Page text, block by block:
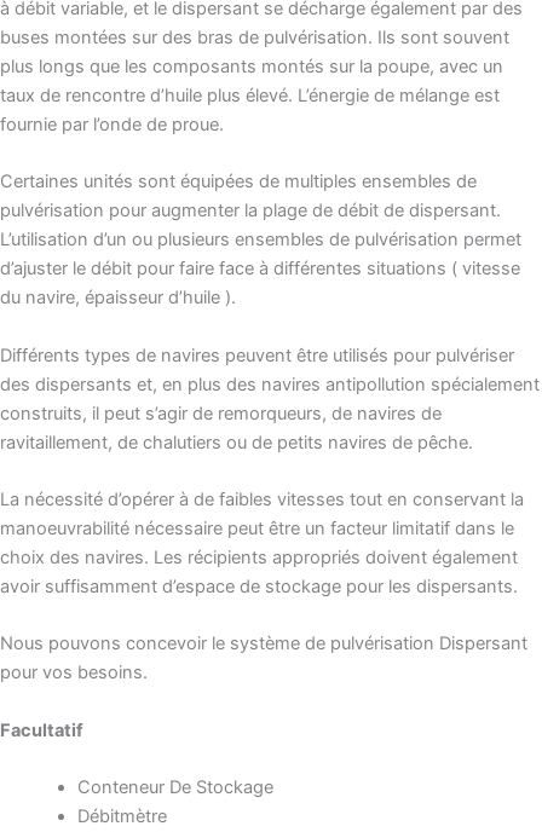
à débit variable, et le dispersant se décharge également par des
buses montées sur des bras de pulvérisation. Ils sont souvent
plus longs que les composants montés sur la poupe, avec un
taux de rencontre d’huile plus élevé. L’énergie de mélange est
fournie par l’onde de proue.
Certaines unités sont équipées de multiples ensembles de
pulvérisation pour augmenter la plage de débit de dispersant.
L’utilisation d’un ou plusieurs ensembles de pulvérisation permet
d’ajuster le débit pour faire face à différentes situations ( vitesse
du navire, épaisseur d’huile ).
Différents types de navires peuvent être utilisés pour pulvériser
des dispersants et, en plus des navires antipollution spécialement
construits, il peut s’agir de remorqueurs, de navires de
ravitaillement, de chalutiers ou de petits navires de pêche.
La nécessité d’opérer à de faibles vitesses tout en conservant la
manoeuvrabilité nécessaire peut être un facteur limitatif dans le
choix des navires. Les récipients appropriés doivent également
avoir suffisamment d’espace de stockage pour les dispersants.
Nous pouvons concevoir le système de pulvérisation Dispersant
pour vos besoins.
Facultatif
Conteneur De Stockage
Débitmètre